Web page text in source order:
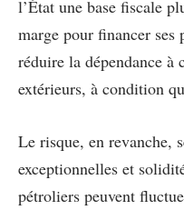
l’État une base fiscale
marge pour financer
réduire la dépendance à
extérieurs, à condition
Le risque, en revanche,
exceptionnelles et
pétroliers peuvent